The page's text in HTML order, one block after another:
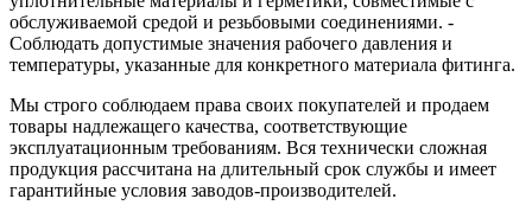
обслуживаемой средой и резьбовыми соединениями. -
Соблюдать допустимые значения рабочего давления и
температуры, указанные для конкретного материала фитинга.
Мы строго соблюдаем права своих покупателей и продаем
товары надлежащего качества, соответствующие
эксплуатационным требованиям. Вся технически сложная
продукция рассчитана на длительный срок службы и имеет
гарантийные условия заводов-производителей.